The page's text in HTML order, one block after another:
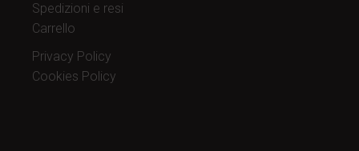
Spedizioni e resi
Carrello
Privacy Policy
Cookies Policy